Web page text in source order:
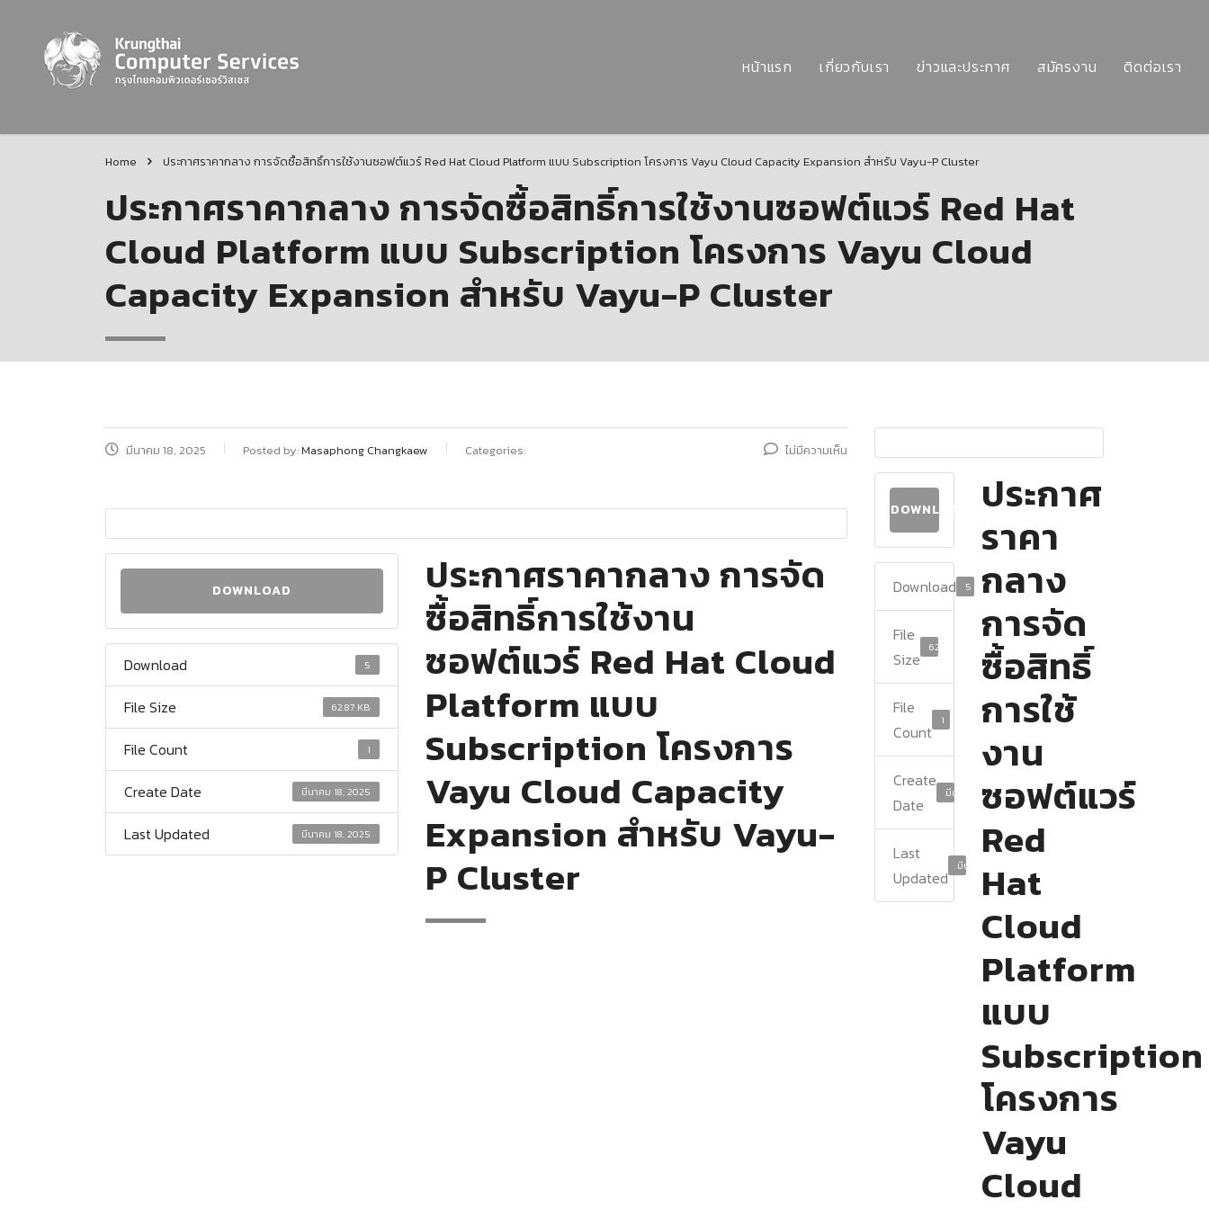
หน้าแรก เกี่ยวกับเรา ข่าวและประกาศ สมัครงาน ติดต่อเรา
Home ประกาศราคากลาง การจัดซื้อสิทธิ์การใช้งานซอฟต์แวร์ Red Hat Cloud Platform แบบ Subscription โครงการ Vayu Cloud Capacity Expansion สำหรับ Vayu-P Cluster
ประกาศราคากลาง การจัดซื้อสิทธิ์การใช้งานซอฟต์แวร์ Red Hat
Cloud Platform แบบ Subscription โครงการ Vayu Cloud
Capacity Expansion สำหรับ Vayu-P Cluster
มีนาคม 18, 2025 Posted by:Masaphong Changkaew Categories: ไม่มีความเห็น
DOWNLOAD
Download 5
File Size 62.87 KB
File Count 1
Create Date มีนาคม 18, 2025
Last Updated มีนาคม 18, 2025
ประกาศราคากลาง การจัด
ซื้อสิทธิ์การใช้งาน
ซอฟต์แวร์ Red Hat Cloud
Platform แบบ
Subscription โครงการ
Vayu Cloud Capacity
Expansion สำหรับ Vayu-
P Cluster
DOWNLOAD
Download 5
File
Size
62.87 KB
File
Count
1
Create
Date
มีนาคม 18, 2025
Last
Updated
มีนาคม 18, 2025
ประกาศ
ราคา
กลาง
การจัด
ซื้อสิทธิ์
การใช้
งาน
ซอฟต์แวร์
Red
Hat
Cloud
Platform
แบบ
Subscription
โครงการ
Vayu
Cloud